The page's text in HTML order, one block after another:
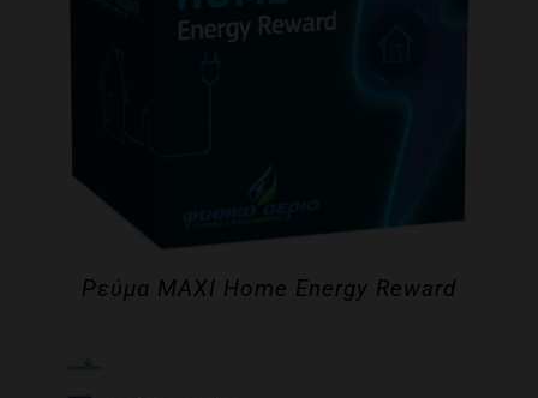
Ρεύμα MAXI Home Energy Reward